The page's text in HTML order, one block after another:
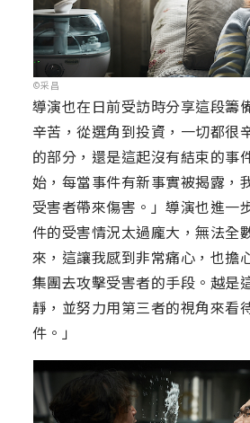
©采昌
導演也在日前受訪時分享這段籌
辛苦，從選角到投資，一切都很
的部分，還是這起沒有結束的事
始，每當事件有新事實被揭露，
受害者帶來傷害。」導演也進一
件的受害情況太過龐大，無法全
來，這讓我感到非常痛心，也擔
集團去攻擊受害者的手段。越是
靜，並努力用第三者的視角來看
件。」